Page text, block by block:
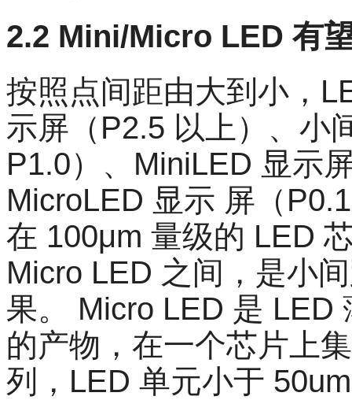
2.2 Mini/Micro LED 有
按照点间距由大到小，
示屏（P2.5 以上）、小
P1.0）、MiniLED 显示
MicroLED 显示 屏（
在 100μm 量级的 LED
Micro LED 之间，是小
果。 Micro LED 是 LED
的产物，在一个芯片上
列，LED 单元小于